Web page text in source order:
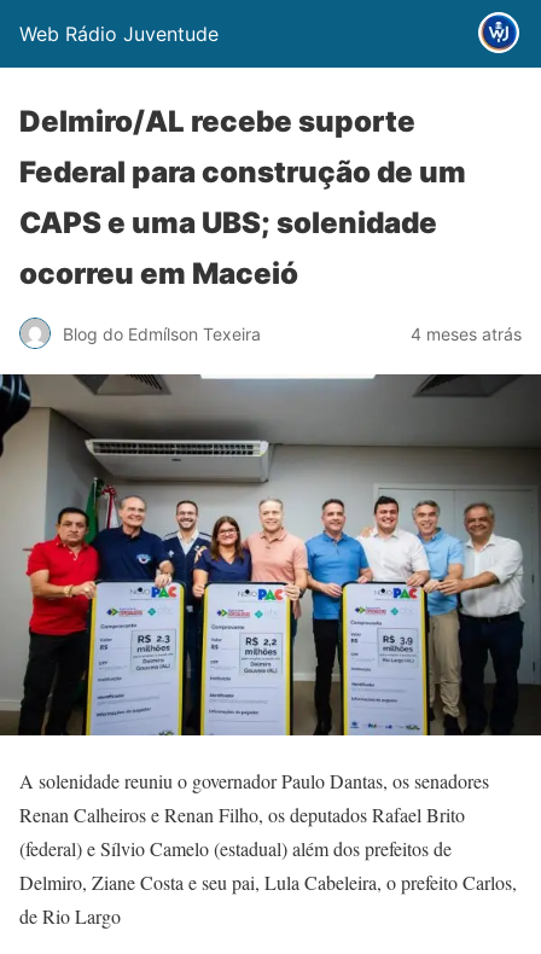
Web Rádio Juventude
Delmiro/AL recebe suporte
Federal para construção de um
CAPS e uma UBS; solenidade
ocorreu em Maceió
Blog do Edmílson Texeira 4 meses atrás
A solenidade reuniu o governador Paulo Dantas, os senadores
Renan Calheiros e Renan Filho, os deputados Rafael Brito
(federal) e Sílvio Camelo (estadual) além dos prefeitos de
Delmiro, Ziane Costa e seu pai, Lula Cabeleira, o prefeito Carlos,
de Rio Largo